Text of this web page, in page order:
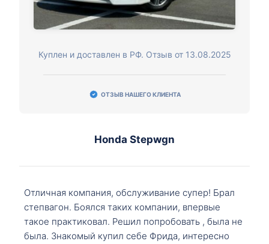
Куплен и доставлен в РФ. Отзыв от 13.08.2025
ОТЗЫВ НАШЕГО КЛИЕНТА
Honda Stepwgn
Отличная компания, обслуживание супер! Брал
степвагон. Боялся таких компании, впервые
такое практиковал. Решил попробовать , была не
была. Знакомый купил себе Фрида, интересно